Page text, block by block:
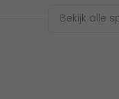
Bekijk alle